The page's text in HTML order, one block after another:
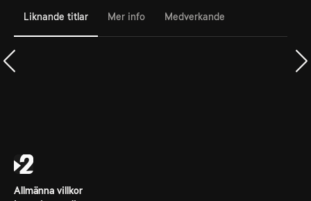
Liknande titlar Mer info Medverkande
Allmänna villkor